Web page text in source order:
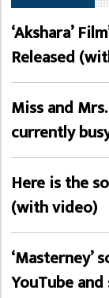
‘Akshara’
Released
Miss and
currently
Here is the
(with video)
‘Masterney’
YouTube